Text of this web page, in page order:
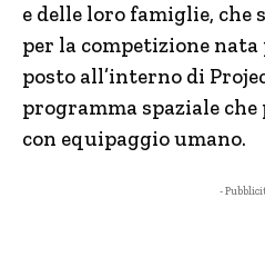
e delle loro famiglie,
per la competizione
posto all’interno di
programma spaziale
con equipaggio umano.
-